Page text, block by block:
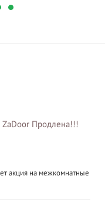
ZaDoor Продлена!!!
акция на межкомнатные